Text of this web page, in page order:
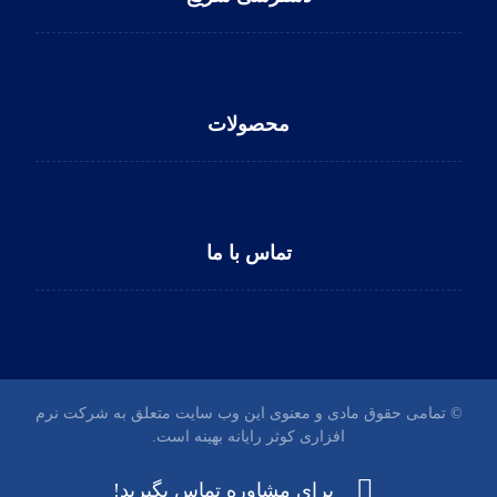
محصولات
تماس با ما
© تمامی حقوق مادی و معنوی این وب سایت متعلق به شرکت نرم
افزاری کوثر رایانه بهینه است.
برای مشاوره تماس بگیرید!